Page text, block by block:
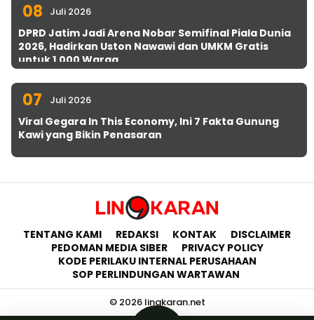
08 Juli 2026
DPRD Jatim Jadi Arena Nobar Semifinal Piala Dunia
2026, Hadirkan Uston Nawawi dan UMKM Gratis
untuk 1.000 Warga
07 Juli 2026
Viral Gegara In This Economy, Ini 7 Fakta Gunung
Kawi yang Bikin Penasaran
TENTANG KAMI REDAKSI KONTAK
DISCLAIMER
PEDOMAN MEDIA SIBER
PRIVACY POLICY
KODE PERILAKU INTERNAL PERUSAHAAN
SOP PERLINDUNGAN WARTAWAN
© 2026 lingkaran.net